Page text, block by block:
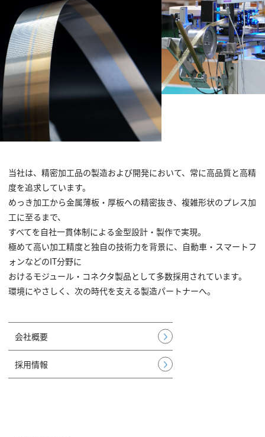
当社は、精密加工品の製造および開発において、常に高品質と高精
度を追求しています。
めっき加工から金属薄板・厚板への精密抜き、複雑形状のプレス加
工に至るまで、
すべてを自社一貫体制による金型設計・製作で実現。
極めて高い加工精度と独自の技術力を背景に、自動車・スマートフ
ォンなどのIT分野に
おけるモジュール・コネクタ製品として多数採用されています。
環境にやさしく、次の時代を支える製造パートナーへ。
会社概要
採用情報